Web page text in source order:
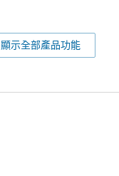
顯示全部產品功能